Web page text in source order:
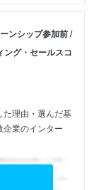
ンシップ参加前 /
ング・セールスコ
た理由・選んだ基
業のインター